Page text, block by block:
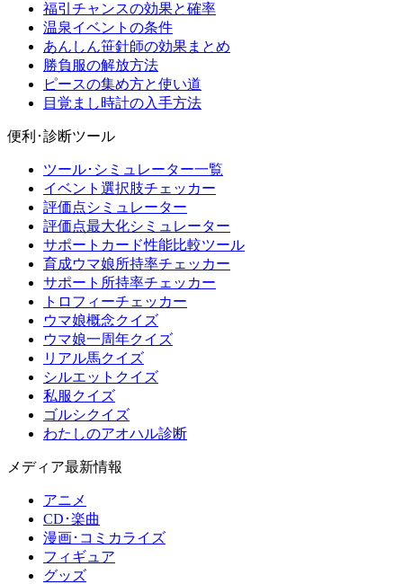
福引チャンスの効果と確率
温泉イベントの条件
あんしん笹針師の効果まとめ
勝負服の解放方法
ピースの集め方と使い道
目覚まし時計の入手方法
便利･診断ツール
ツール･シミュレーター一覧
イベント選択肢チェッカー
評価点シミュレーター
評価点最大化シミュレーター
サポートカード性能比較ツール
育成ウマ娘所持率チェッカー
サポート所持率チェッカー
トロフィーチェッカー
ウマ娘概念クイズ
ウマ娘一周年クイズ
リアル馬クイズ
シルエットクイズ
私服クイズ
ゴルシクイズ
わたしのアオハル診断
メディア最新情報
アニメ
CD･楽曲
漫画･コミカライズ
フィギュア
グッズ